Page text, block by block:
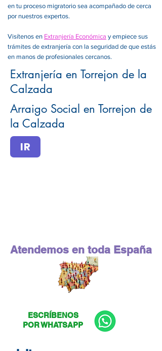
en tu proceso migratorio sea acompañado de cerca
por nuestros expertos.
Visítenos en Extranjería Económica y empiece sus
trámites de extranjería con la seguridad de que estás
en manos de profesionales cercanos.
Extranjería en Torrejon de la
Calzada
Arraigo Social en Torrejon de
la Calzada
IR
Atendemos en toda España
ESCRÍBENOS
POR WHATSAPP